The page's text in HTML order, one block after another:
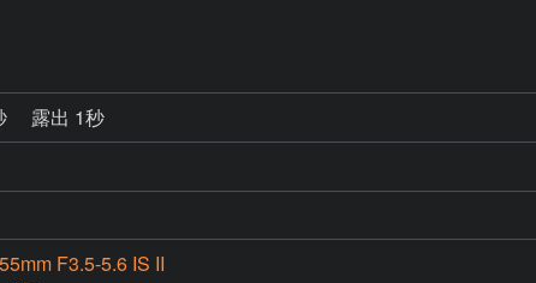
露出 1秒
F3.5-5.6 IS II